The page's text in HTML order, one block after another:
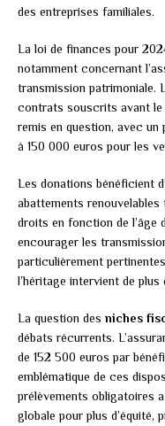
des entreprises familiales.
La loi de finances pour
notamment concernant
transmission patrimoniale.
contrats souscrits avant le
remis en question, avec un
à 150 000 euros pour les
Les donations bénéficient
abattements
droits en fonction de l’âge
encourager les
particulièrement
l’héritage intervient de plus
La question des niches
débats récurrents.
de 152 500 euros par
emblématique de ces
prélèvements obligatoires
globale pour plus d’équité,